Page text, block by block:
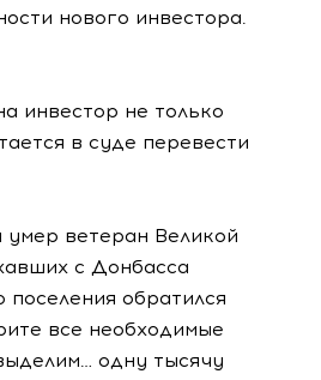
нового инвестора.
инвестор не только
в суде перевести
ветеран Великой
с Донбасса
обратился
все необходимые
одну тысячу